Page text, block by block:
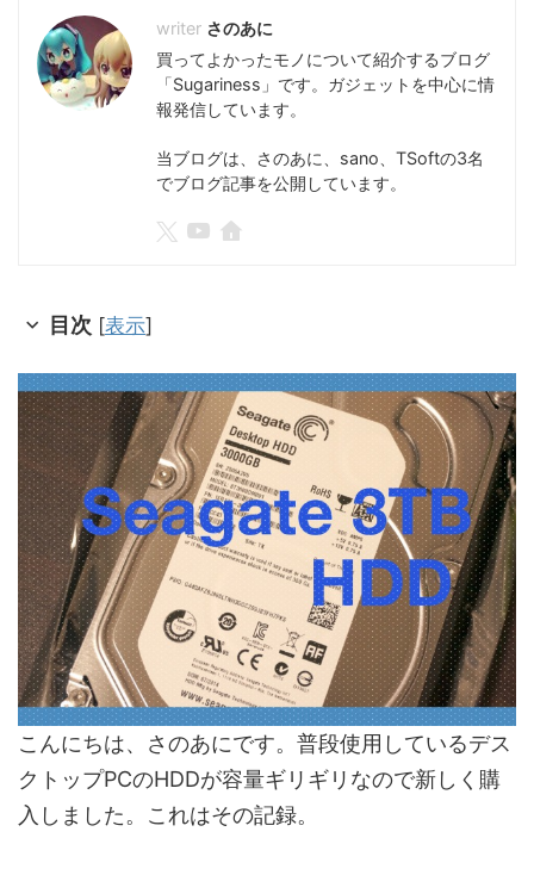
さのあに
買ってよかったモノについて紹介するブログ
「Sugariness」です。ガジェットを中心に情
報発信しています。
当ブログは、さのあに、sano、TSoftの3名
でブログ記事を公開しています。
目次 [表示]
こんにちは、さのあにです。普段使用しているデス
クトップPCのHDDが容量ギリギリなので新しく購
入しました。これはその記録。